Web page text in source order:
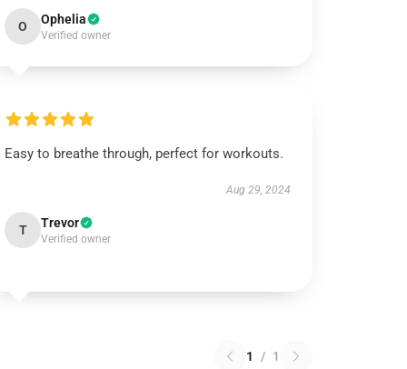
O Ophelia
Verified owner
Easy to breathe through, perfect for workouts.
Aug 29, 2024
T Trevor
Verified owner
1 / 1